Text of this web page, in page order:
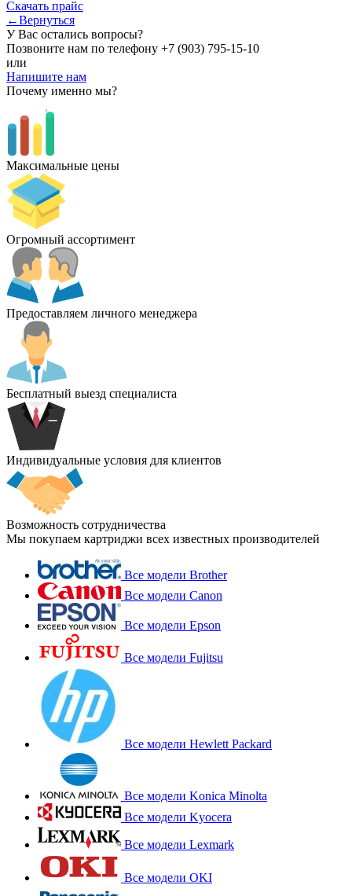
Скачать прайс
←Вернуться
У Вас остались вопросы?
Позвоните нам по телефону +7 (903) 795-15-10
или
Напишите нам
Почему именно мы?
Максимальные цены
Огромный ассортимент
Предоставляем личного менеджера
Бесплатный выезд специалиста
Индивидуальные условия для клиентов
Возможность сотрудничества
Мы покупаем картриджи всех известных производителей
Все модели Brother
Все модели Canon
Все модели Epson
Все модели Fujitsu
Все модели Hewlett Packard
Все модели Konica Minolta
Все модели Kyocera
Все модели Lexmark
Все модели OKI